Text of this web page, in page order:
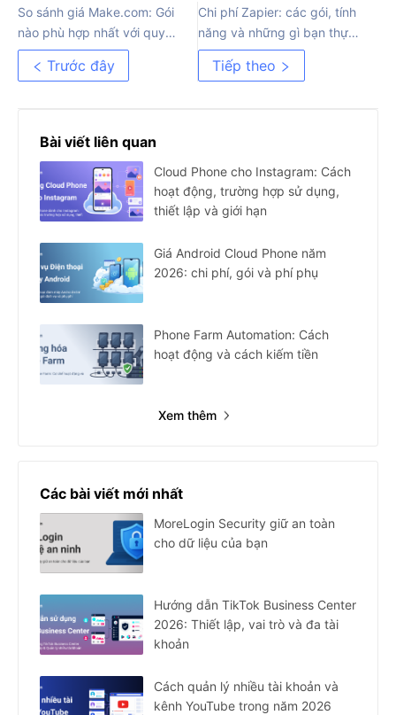
So sánh giá Make.com: Gói
nào phù hợp nhất với quy
trình làm việc của bạn?
Trước đây
Chi phí Zapier: các gói, tính
năng và những gì bạn thực
sự phải trả
Tiếp theo
Bài viết liên quan
Cloud Phone cho Instagram: Cách
hoạt động, trường hợp sử dụng,
thiết lập và giới hạn
Giá Android Cloud Phone năm
2026: chi phí, gói và phí phụ
Phone Farm Automation: Cách
hoạt động và cách kiếm tiền
Xem thêm
Các bài viết mới nhất
MoreLogin Security giữ an toàn
cho dữ liệu của bạn
Hướng dẫn TikTok Business Center
2026: Thiết lập, vai trò và đa tài
khoản
Cách quản lý nhiều tài khoản và
kênh YouTube trong năm 2026